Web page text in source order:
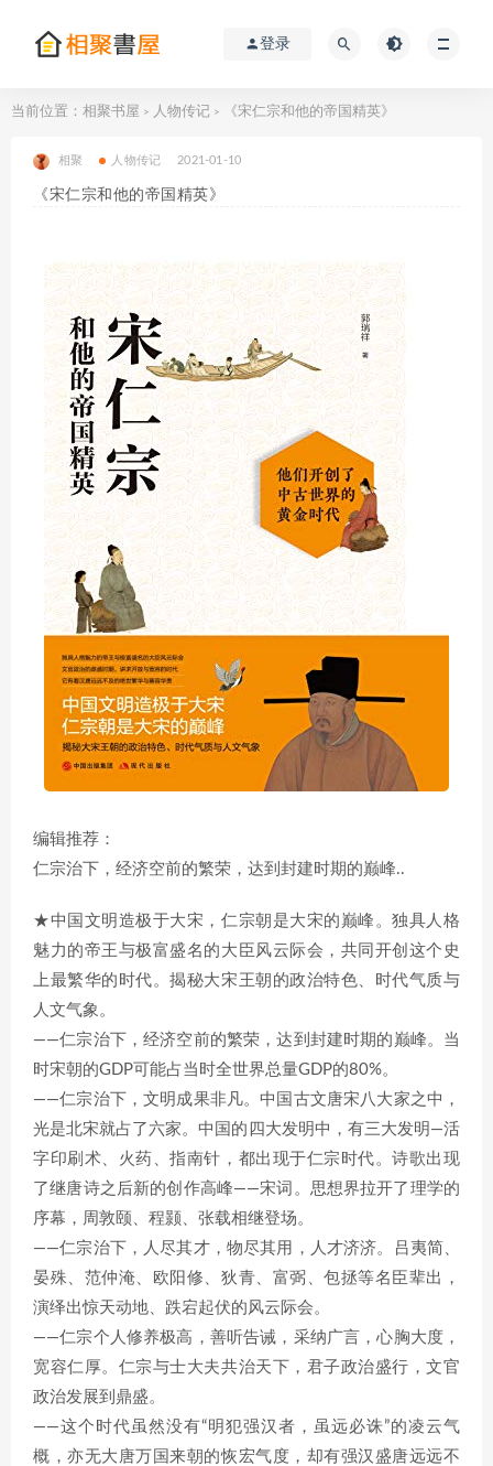
登录
当前位置： 相聚书屋 > 人物传记 > 《宋仁宗和他的帝国精英》
相聚 人物传记 2021-01-10
《宋仁宗和他的帝国精英》
编辑推荐：
仁宗治下，经济空前的繁荣，达到封建时期的巅峰..
★中国文明造极于大宋，仁宗朝是大宋的巅峰。独具人格
魅力的帝王与极富盛名的大臣风云际会，共同开创这个史
上最繁华的时代。揭秘大宋王朝的政治特色、时代气质与
人文气象。
——仁宗治下，经济空前的繁荣，达到封建时期的巅峰。当
时宋朝的GDP可能占当时全世界总量GDP的80%。
——仁宗治下，文明成果非凡。中国古文唐宋八大家之中，
光是北宋就占了六家。中国的四大发明中，有三大发明—活
字印刷术、火药、指南针，都出现于仁宗时代。诗歌出现
了继唐诗之后新的创作高峰——宋词。思想界拉开了理学的
序幕，周敦颐、程颢、张载相继登场。
——仁宗治下，人尽其才，物尽其用，人才济济。吕夷简、
晏殊、范仲淹、欧阳修、狄青、富弼、包拯等名臣辈出，
演绎出惊天动地、跌宕起伏的风云际会。
——仁宗个人修养极高，善听告诫，采纳广言，心胸大度，
宽容仁厚。仁宗与士大夫共治天下，君子政治盛行，文官
政治发展到鼎盛。
——这个时代虽然没有“明犯强汉者，虽远必诛”的凌云气
概，亦无大唐万国来朝的恢宏气度，却有强汉盛唐远远不